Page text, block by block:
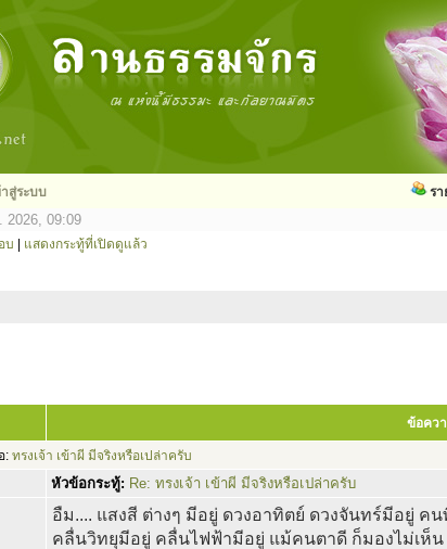
าสู่ระบบ ร
2026, 09:09
บ แสดงกระทู้ที่เปิดดูแล้ว
ข้อคว
: ทรงเจ้า เข้าผี มีจริงหรือเปล่าครับ
หัวข้อกระทู้: Re: ทรงเจ้า เข้าผี มีจริงหรือเปล่าครับ
อืม.... แสงสี ต่างๆ มีอยู่ ดวงอาทิตย์ ดวงจันทร์มีอยู่ ค
คลื่นวิทยุมีอยู่ คลื่นไฟฟ้ามีอยู่ แม้คนตาดี ก็มองไม่เห็น